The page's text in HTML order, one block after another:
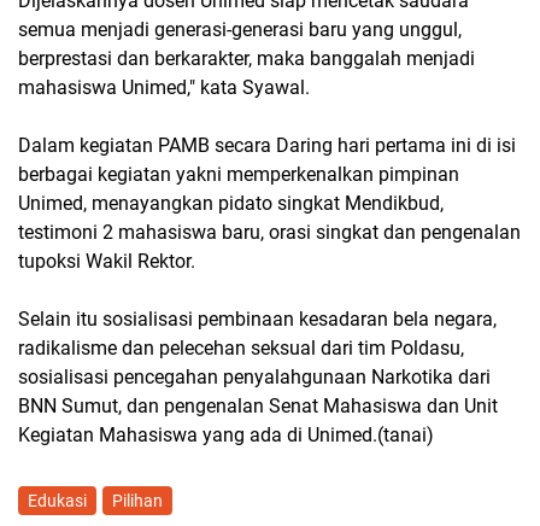
semua menjadi generasi-generasi baru yang unggul,
berprestasi dan berkarakter, maka banggalah menjadi
mahasiswa Unimed," kata Syawal.
Dalam kegiatan PAMB secara Daring hari pertama ini di isi
berbagai kegiatan yakni memperkenalkan pimpinan
Unimed, menayangkan pidato singkat Mendikbud,
testimoni 2 mahasiswa baru, orasi singkat dan pengenalan
tupoksi Wakil Rektor.
Selain itu sosialisasi pembinaan kesadaran bela negara,
radikalisme dan pelecehan seksual dari tim Poldasu,
sosialisasi pencegahan penyalahgunaan Narkotika dari
BNN Sumut, dan pengenalan Senat Mahasiswa dan Unit
Kegiatan Mahasiswa yang ada di Unimed.(tanai)
Edukasi Pilihan